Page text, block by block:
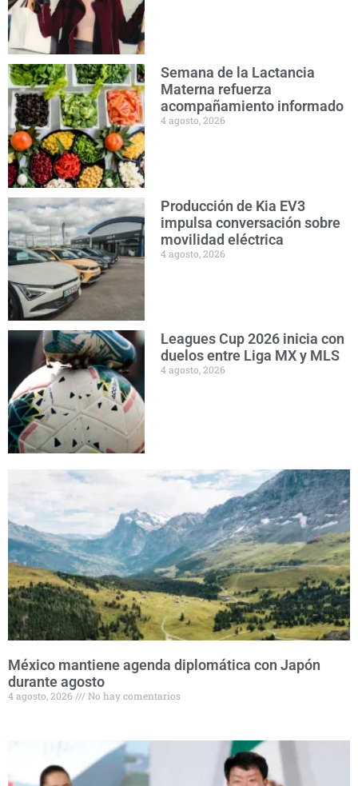
Semana de la Lactancia
Materna refuerza
acompañamiento informado
4 agosto, 2026
Producción de Kia EV3
impulsa conversación sobre
movilidad eléctrica
4 agosto, 2026
Leagues Cup 2026 inicia con
duelos entre Liga MX y MLS
4 agosto, 2026
México mantiene agenda diplomática con Japón
durante agosto
4 agosto, 2026 No hay comentarios